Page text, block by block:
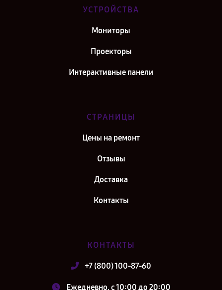
Сервис центр BenQ в г. Киров
Сервис центр BenQ в г. Санкт-Петербург
УСТРОЙСТВА
Мониторы
Проекторы
Интерактивные панели
СТРАНИЦЫ
Цены на ремонт
Отзывы
Доставка
Контакты
КОНТАКТЫ
+7 (800) 100-87-60
Ежедневно, с 10:00 до 20:00